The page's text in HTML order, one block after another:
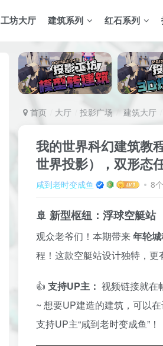
工坊大厅 建筑系列 红石系列
首页 大厅 投影广场 建筑大厅
我的世界科幻建筑教
世界投影），双形态
咸到老时变成鱼 8
🚢 新型枢纽：浮球空艇站
观众老爷们！本期带来年轮
程！这款空艇站设计独特，更
👍 支持UP主： 视频链接就在
~ 想要UP建造的建筑，可以
支持UP主“咸到老时变成鱼”！